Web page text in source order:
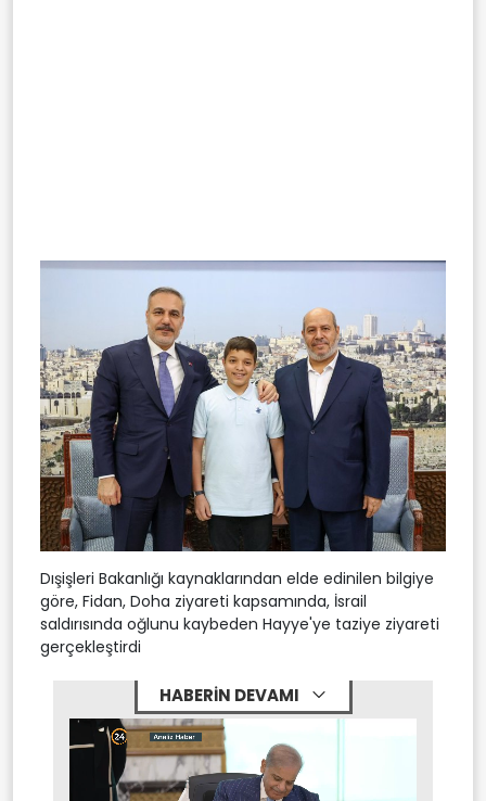
Dışişleri Bakanlığı kaynaklarından elde edinilen bilgiye
göre, Fidan, Doha ziyareti kapsamında, İsrail
saldırısında oğlunu kaybeden Hayye'ye taziye ziyareti
gerçekleştirdi
HABERİN DEVAMI